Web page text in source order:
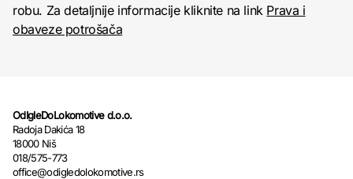
robu. Za detaljnije informacije kliknite na link Prava i
obaveze potrošača
OdIgleDoLokomotive d.o.o.
Radoja Dakića 18
18000 Niš
018/575-773
office@odigledolokomotive.rs